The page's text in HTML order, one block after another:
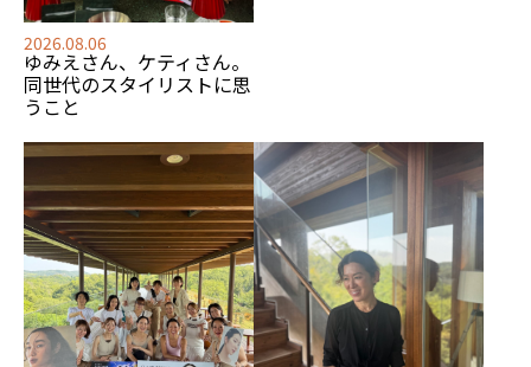
2026.08.06
ゆみえさん、ケティさん。
同世代のスタイリストに思
うこと